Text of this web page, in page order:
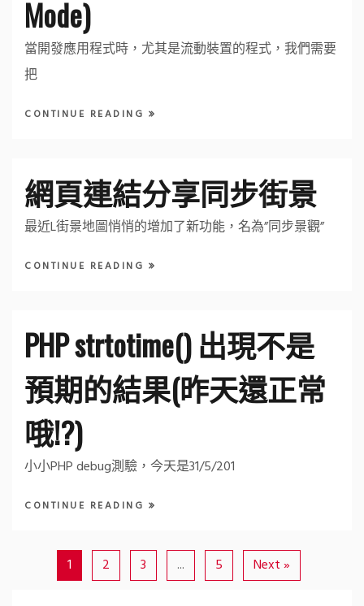
Mode)
當開發應用程式時，尤其是流動裝置的程式，我們需要
把
CONTINUE READING
網頁連結分享同步街景
最近L街景地圖悄悄的增加了新功能，名為”同步景觀”
CONTINUE READING
PHP strtotime() 出現不是
預期的結果(昨天還正常
哦!?)
小小PHP debug測驗，今天是31/5/201
CONTINUE READING
1 2 3 ... 5 Next »